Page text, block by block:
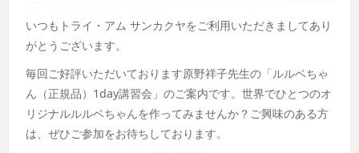
いつもトライ・アム サンカクヤをご利用いただきましてあり
がとうございます。
毎回ご好評いただいております原野祥子先生の「ルルベちゃ
ん（正規品）1day講習会」のご案内です。世界でひとつのオ
リジナルルルベちゃんを作ってみませんか？ご興味のある方
は、ぜひご参加をお待ちしております。